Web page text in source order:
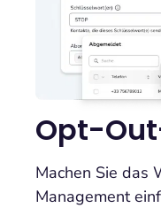
Opt-
Machen Sie
Management